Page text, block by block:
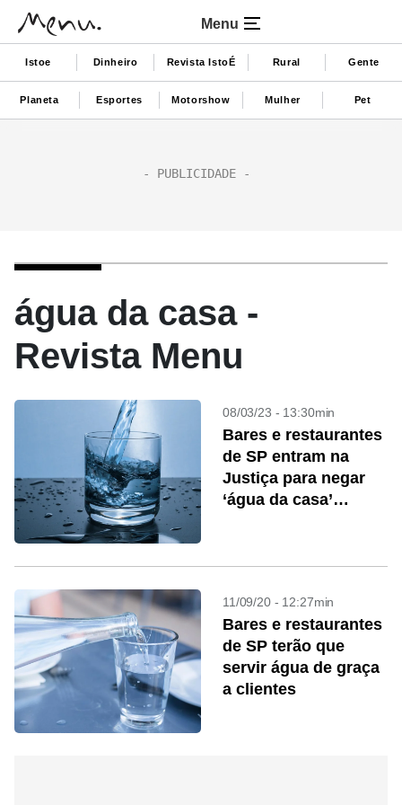
Menu
Istoe Dinheiro Revista IstoÉ Rural Gente
Planeta Esportes Motorshow Mulher Pet
água da casa -
Revista Menu
08/03/23 - 13:30min
Bares e restaurantes
de SP entram na
Justiça para negar
‘água da casa’
11/09/20 - 12:27min
Bares e restaurantes
de SP terão que
servir água de graça
a clientes